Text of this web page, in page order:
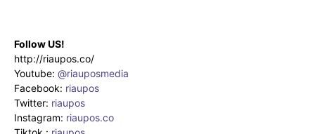
Follow US!
http://riaupos.co/
Youtube: @riauposmedia
Facebook: riaupos
Twitter: riaupos
Instagram: riaupos.co